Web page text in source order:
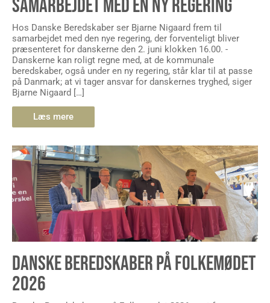
Hos Danske Beredskaber ser Bjarne Nigaard frem til
præsenteret for danskerne den 2. juni klokken 16.00. -
Danskerne kan roligt regne med, at de kommunale
beredskaber, også under en ny regering, står klar til at passe
på Danmark; at vi tager ansvar for danskernes tryghed, siger
Bjarne Nigaard […]
Læs mere
DANSKE BEREDSKABER PÅ FOLKEMØDET
2026
Danske Beredskaber er på Folkemødet 2026 vært for